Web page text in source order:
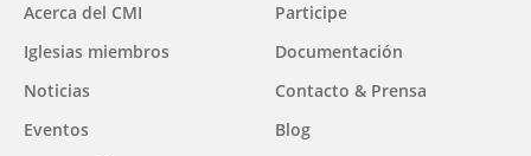
Main
navigation
Acerca del CMI
Iglesias miembros
Noticias
Eventos
Participe
Documentación
Contacto & Prensa
Blog